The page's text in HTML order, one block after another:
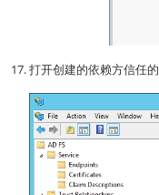
打开创建的依赖方信任